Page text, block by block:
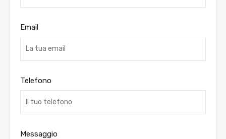
Email
Telefono
Messaggio